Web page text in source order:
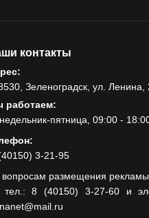
контакты
Зеленоградск, ул. Ленина,
работаем:
пятница, 09:00 -
3-21-95
размещения
тел.: 8 (40150) 3-27-60 и